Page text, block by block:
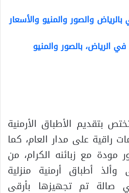
بالرياض والصور والمنيو والأسعار
في الرياض، بالصور والمنيو
بتقديم الأطباق الأرمنية
راقية على مدار العام، كما
مع زبائنه الكرام، من
أطباق أرمنية منزلية
صالة تم تجهيزها بأرقى